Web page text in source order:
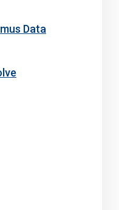
Data